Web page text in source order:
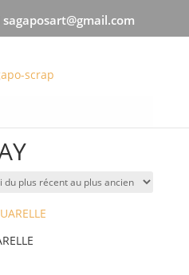
sagaposart@gmail.com